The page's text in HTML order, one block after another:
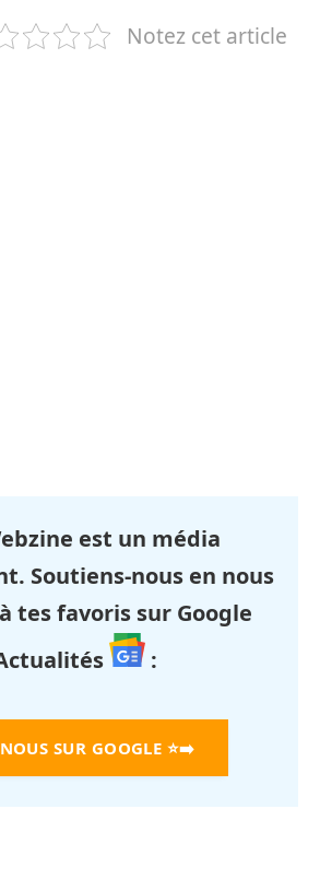
Notez cet article
est un média
Soutiens-nous en nous
tes favoris sur Google
:
SUR GOOGLE ⭐➡️